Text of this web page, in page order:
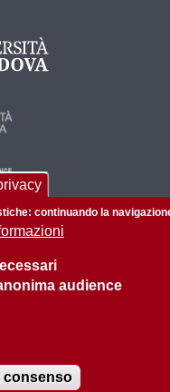
continuando la
audience
consenso